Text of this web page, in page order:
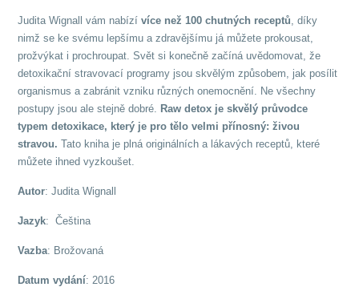
Judita Wignall vám nabízí více než 100 chutných receptů, díky
nimž se ke svému lepšímu a zdravějšímu já můžete prokousat,
prožvýkat i prochroupat. Svět si konečně začíná uvědomovat, že
detoxikační stravovací programy jsou skvělým způsobem, jak posílit
organismus a zabránit vzniku různých onemocnění. Ne všechny
postupy jsou ale stejně dobré. Raw detox je skvělý průvodce
typem detoxikace, který je pro tělo velmi přínosný: živou
stravou. Tato kniha je plná originálních a lákavých receptů, které
můžete ihned vyzkoušet.
Autor: Judita Wignall
Jazyk: Čeština
Vazba: Brožovaná
Datum vydání: 2016